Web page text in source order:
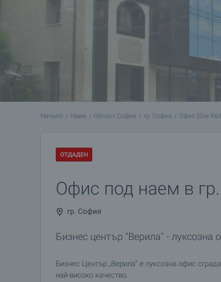
Начало Наем Област София гр. София Офис (Sve
ОТДАДЕН
Офис под наем в
гр. София
Бизнес център "Верила" -
Бизнес Център „Верила” е луксозна офис
най-високо качество.